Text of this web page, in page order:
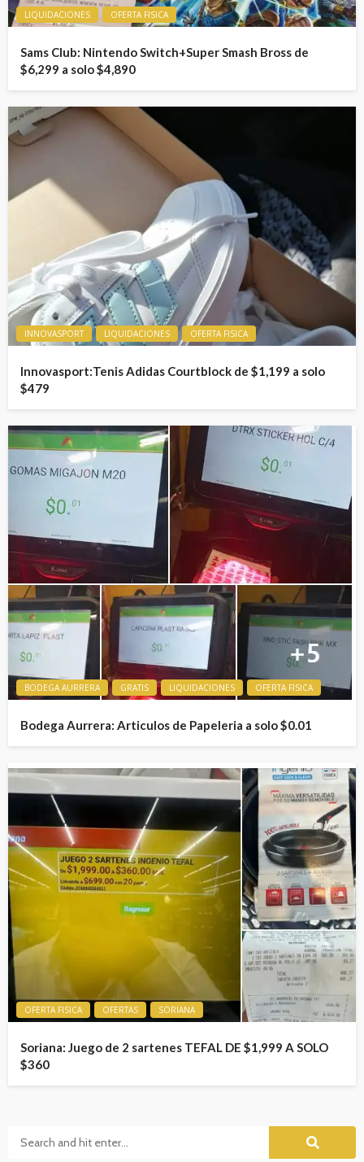
LIQUIDACIONES OFERTA FISICA
Sams Club: Nintendo Switch+Super Smash Bross de
$6,299 a solo $4,890
INNOVASPORT LIQUIDACIONES OFERTA FISICA
Innovasport:Tenis Adidas Courtblock de $1,199 a solo
$479
BODEGA AURRERA GRATIS LIQUIDACIONES OFERTA FISICA
Bodega Aurrera: Articulos de Papeleria a solo $0.01
OFERTA FISICA OFERTAS SORIANA
Soriana: Juego de 2 sartenes TEFAL DE $1,999 A SOLO
$360